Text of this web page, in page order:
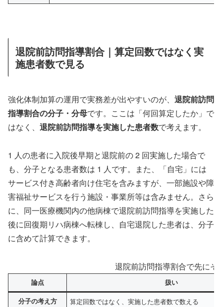
退院前訪問指導割合｜算定回数ではなく実
施患者数で見る
強化体制加算の運用で実務差が出やすいのが、 退院前訪問
指導割合の分子・分母です。ここは「何回算定したか」で
はなく、 退院前訪問指導を実施した患者数で考えます。
1 人の患者に入院後早期と退院前の 2 回実施した場合で
も、分子となる患者数は 1 人です。また、「自宅」には
サービス付き高齢者向け住宅を含みますが、一部施設や障
害福祉サービスを行う施設・事業所等は含みません。さら
に、同一医療機関内の他病棟で退院前訪問指導を実施した
後に回復期リハ病棟へ転棟し、自宅退院した患者は、分子
に含めて計算できます。
退院前訪問指導割合で先にそ
論点 扱い
分子の考え方 算定回数ではなく、実施した患者数で数える